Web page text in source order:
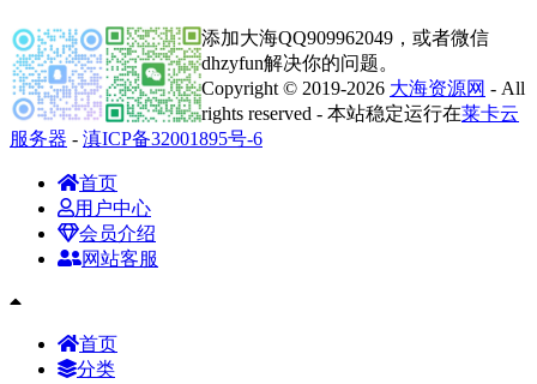
添加大海QQ909962049，或者微信
dhzyfun解决你的问题。
Copyright © 2019-2026 大海资源网 - All
rights reserved - 本站稳定运行在莱卡云
服务器 - 滇ICP备32001895号-6
首页
用户中心
会员介绍
网站客服
首页
分类